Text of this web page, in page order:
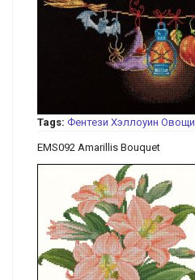
Tags: Фентези Хэллоуин Овощи
EMS092 Amarillis Bouquet